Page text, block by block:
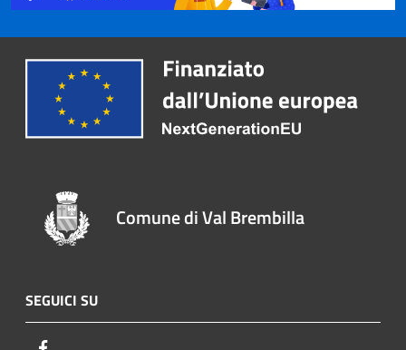
Comune di Val Brembilla
SEGUICI SU